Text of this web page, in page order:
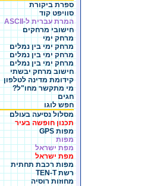
ספרת ביקורת
סוויפט קוד
המרת עברית ל-ASCII
חישובי מרחקים
מרחק ימי
מרחק ימי בין נמלים
מרחק ימי בין נמלים
מרחק ימי בין נמלים
חישוב מרחק יבשתי
קידומת מדינה לטלפון
מי מתקשר מחו"ל?
חגים
חפש לוגו
מסלול נסיעה בעולם
תכנון חופשה בעיר
מפות GPS
מפות
מפת ישראל
מפת ישראל
מפות רכבת תחתית
רשת TEN-T
מחוזות רוסיה